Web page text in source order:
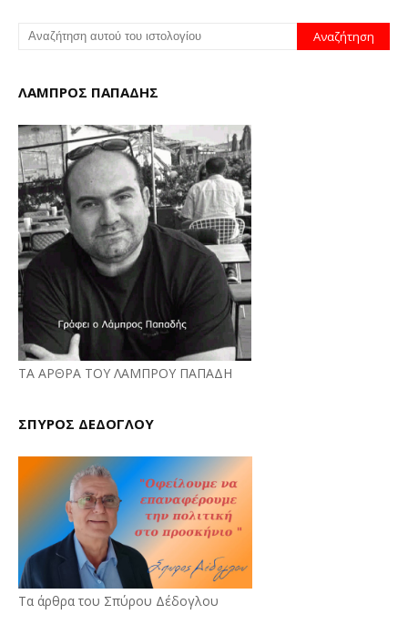
ΛΑΜΠΡΟΣ ΠΑΠΑΔΗΣ
ΤΑ ΑΡΘΡΑ ΤΟΥ ΛΑΜΠΡΟΥ ΠΑΠΑΔΗ
ΣΠΥΡΟΣ ΔΕΔΟΓΛΟΥ
Τα άρθρα του Σπύρου Δέδογλου